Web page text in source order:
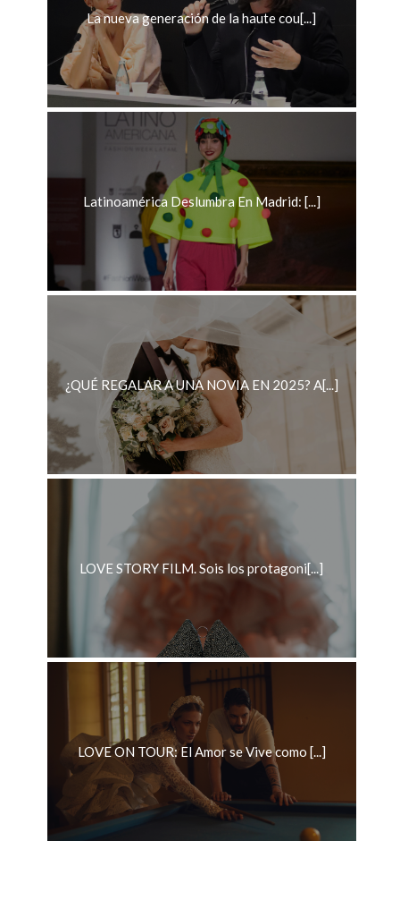
La nueva generación de la haute cou[...]
Latinoamérica Deslumbra En Madrid: [...]
¿QUÉ REGALAR A UNA NOVIA EN 2025? A[...]
LOVE STORY FILM. Sois los protagoni[...]
LOVE ON TOUR: El Amor se Vive como [...]